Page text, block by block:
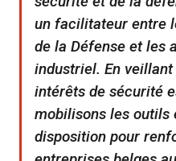
un facilitateur entre
de la Défense et les
industriel. En
intérêts de sécurité
mobilisons les outils
disposition pour